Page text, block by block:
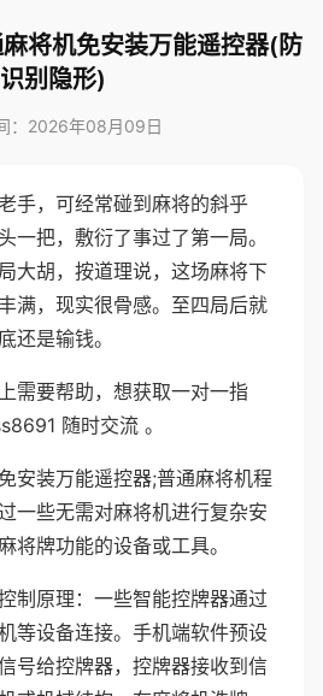
将机免安装万能遥控器(防
识别隐形)
：2026年08月09日
手，可经常碰到麻将的斜乎
一把，敷衍了事过了第一局。
大胡，按道理说，这场麻将下
满，现实很骨感。至四局后就
还是输钱。
需要帮助，想获取一对一指
随时交流 。
安装万能遥控器;普通麻将机程
一些无需对麻将机进行复杂安
将牌功能的设备或工具。
制原理：一些智能控牌器通过
等设备连接。手机端软件预设
号给控牌器，控牌器接收到信